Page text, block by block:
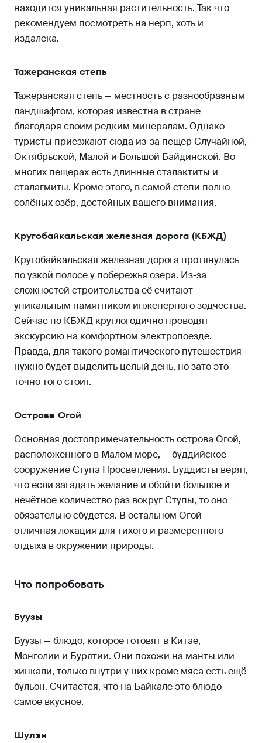
находится уникальная растительность. Так что
рекомендуем посмотреть на нерп, хоть и
издалека.
Тажеранская степь
Тажеранская степь — местность с разнообразным
ландшафтом, которая известна в стране
благодаря своим редким минералам. Однако
туристы приезжают сюда из-за пещер Случайной,
Октябрьской, Малой и Большой Байдинской. Во
многих пещерах есть длинные сталактиты и
сталагмиты. Кроме этого, в самой степи полно
солёных озёр, достойных вашего внимания.
Кругобайкальская железная дорога (КБЖД)
Кругобайкальская железная дорога протянулась
по узкой полосе у побережья озера. Из-за
сложностей строительства её считают
уникальным памятником инженерного зодчества.
Сейчас по КБЖД круглогодично проводят
экскурсию на комфортном электропоезде.
Правда, для такого романтического путешествия
нужно будет выделить целый день, но зато это
точно того стоит.
Острове Огой
Основная достопримечательность острова Огой,
расположенного в Малом море, — буддийское
сооружение Ступа Просветления. Буддисты верят,
что если загадать желание и обойти большое и
нечётное количество раз вокруг Ступы, то оно
обязательно сбудется. В остальном Огой —
отличная локация для тихого и размеренного
отдыха в окружении природы.
Что попробовать
Буузы
Буузы — блюдо, которое готовят в Китае,
Монголии и Бурятии. Они похожи на манты или
хинкали, только внутри у них кроме мяса есть ещё
бульон. Считается, что на Байкале это блюдо
самое вкусное.
Шулэн